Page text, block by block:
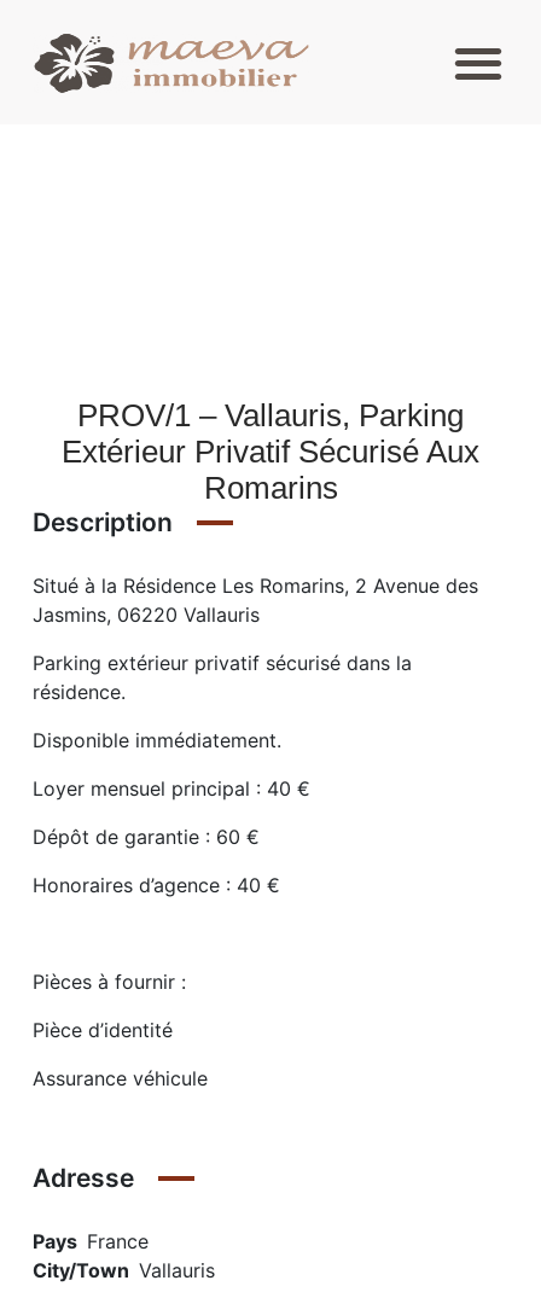
PROV/1 – Vallauris, Parking
Extérieur Privatif Sécurisé Aux
Romarins
Description
Situé à la Résidence Les Romarins, 2 Avenue des
Jasmins, 06220 Vallauris
Parking extérieur privatif sécurisé dans la
résidence.
Disponible immédiatement.
Loyer mensuel principal : 40 €
Dépôt de garantie : 60 €
Honoraires d’agence : 40 €
Pièces à fournir :
Pièce d’identité
Assurance véhicule
Adresse
Pays France
City/Town Vallauris